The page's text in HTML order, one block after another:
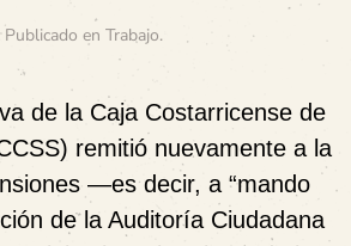
Publicado en Trabajo.
de la Caja Costarricense de
remitió nuevamente a la
—es decir, a “mando
de la Auditoría Ciudadana